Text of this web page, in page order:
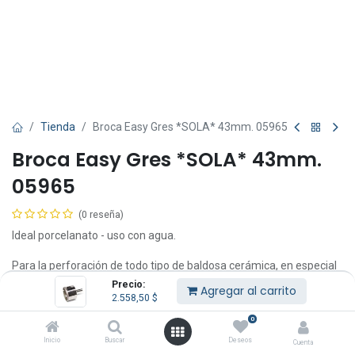
Precio:
2.558,50 $ Agregar al carrito
Inicio Buscar
0
Deseos Cuenta
Tienda Broca Easy Gres *SOLA* 43mm. 05965
Broca Easy Gres *SOLA* 43mm.
05965
(0 reseña)
Ideal porcelanato - uso con agua.
Para la perforación de todo tipo de baldosa cerámica, en especial
las de gres porcelánico, y otros materiales de revestimiento como
el mármol y el granito.
La gama Easygres son brocas de diamante electrodepositado, de
corte húmedo, aptas para utilizar con taladro eléctrico sin